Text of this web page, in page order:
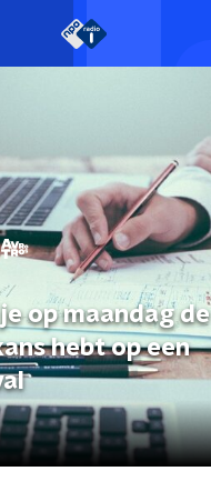
op maandag de
hebt op een